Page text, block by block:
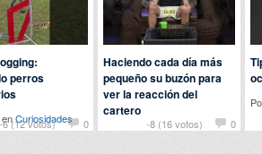
-6 (12 votos) 0
perros
enCuriosidades -8 (16 votos) 0
Haciendo cada día más
pequeño su buzón para
ver la reacción del
cartero
Pornomedigasen